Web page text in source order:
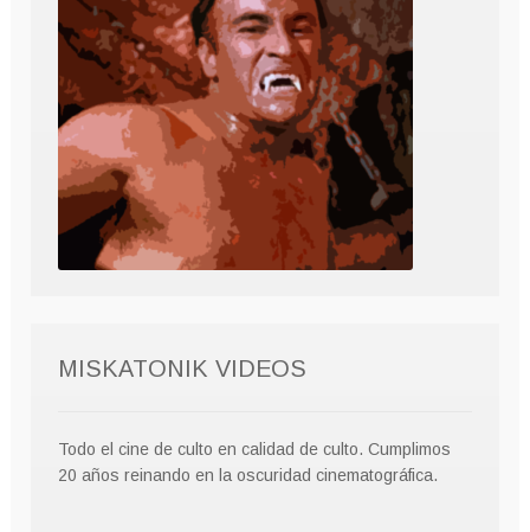
MISKATONIK VIDEOS
Todo el cine de culto en calidad de culto. Cumplimos
20 años reinando en la oscuridad cinematográfica.